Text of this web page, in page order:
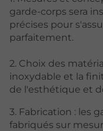
garde-corps sera
précises pour
parfaitement.
2. Choix des
inoxydable et la
de l'esthétique et
3. Fabrication : les
fabriqués sur